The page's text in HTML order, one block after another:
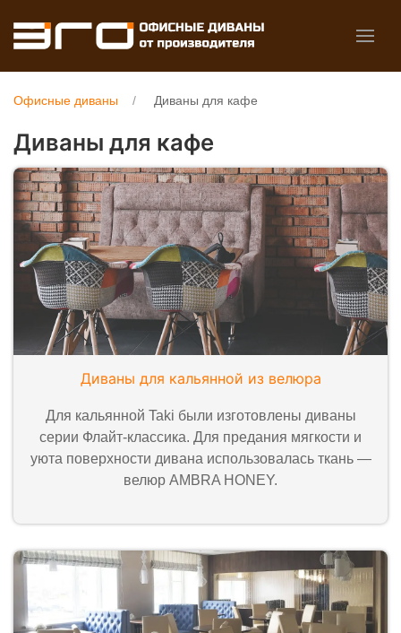
Офисные диваны Диваны для кафе
Диваны для кафе
Диваны для кальянной из велюра
Для кальянной Taki были изготовлены диваны
серии Флайт-классика. Для предания мягкости и
уюта поверхности дивана использовалась ткань —
велюр AMBRA HONEY.